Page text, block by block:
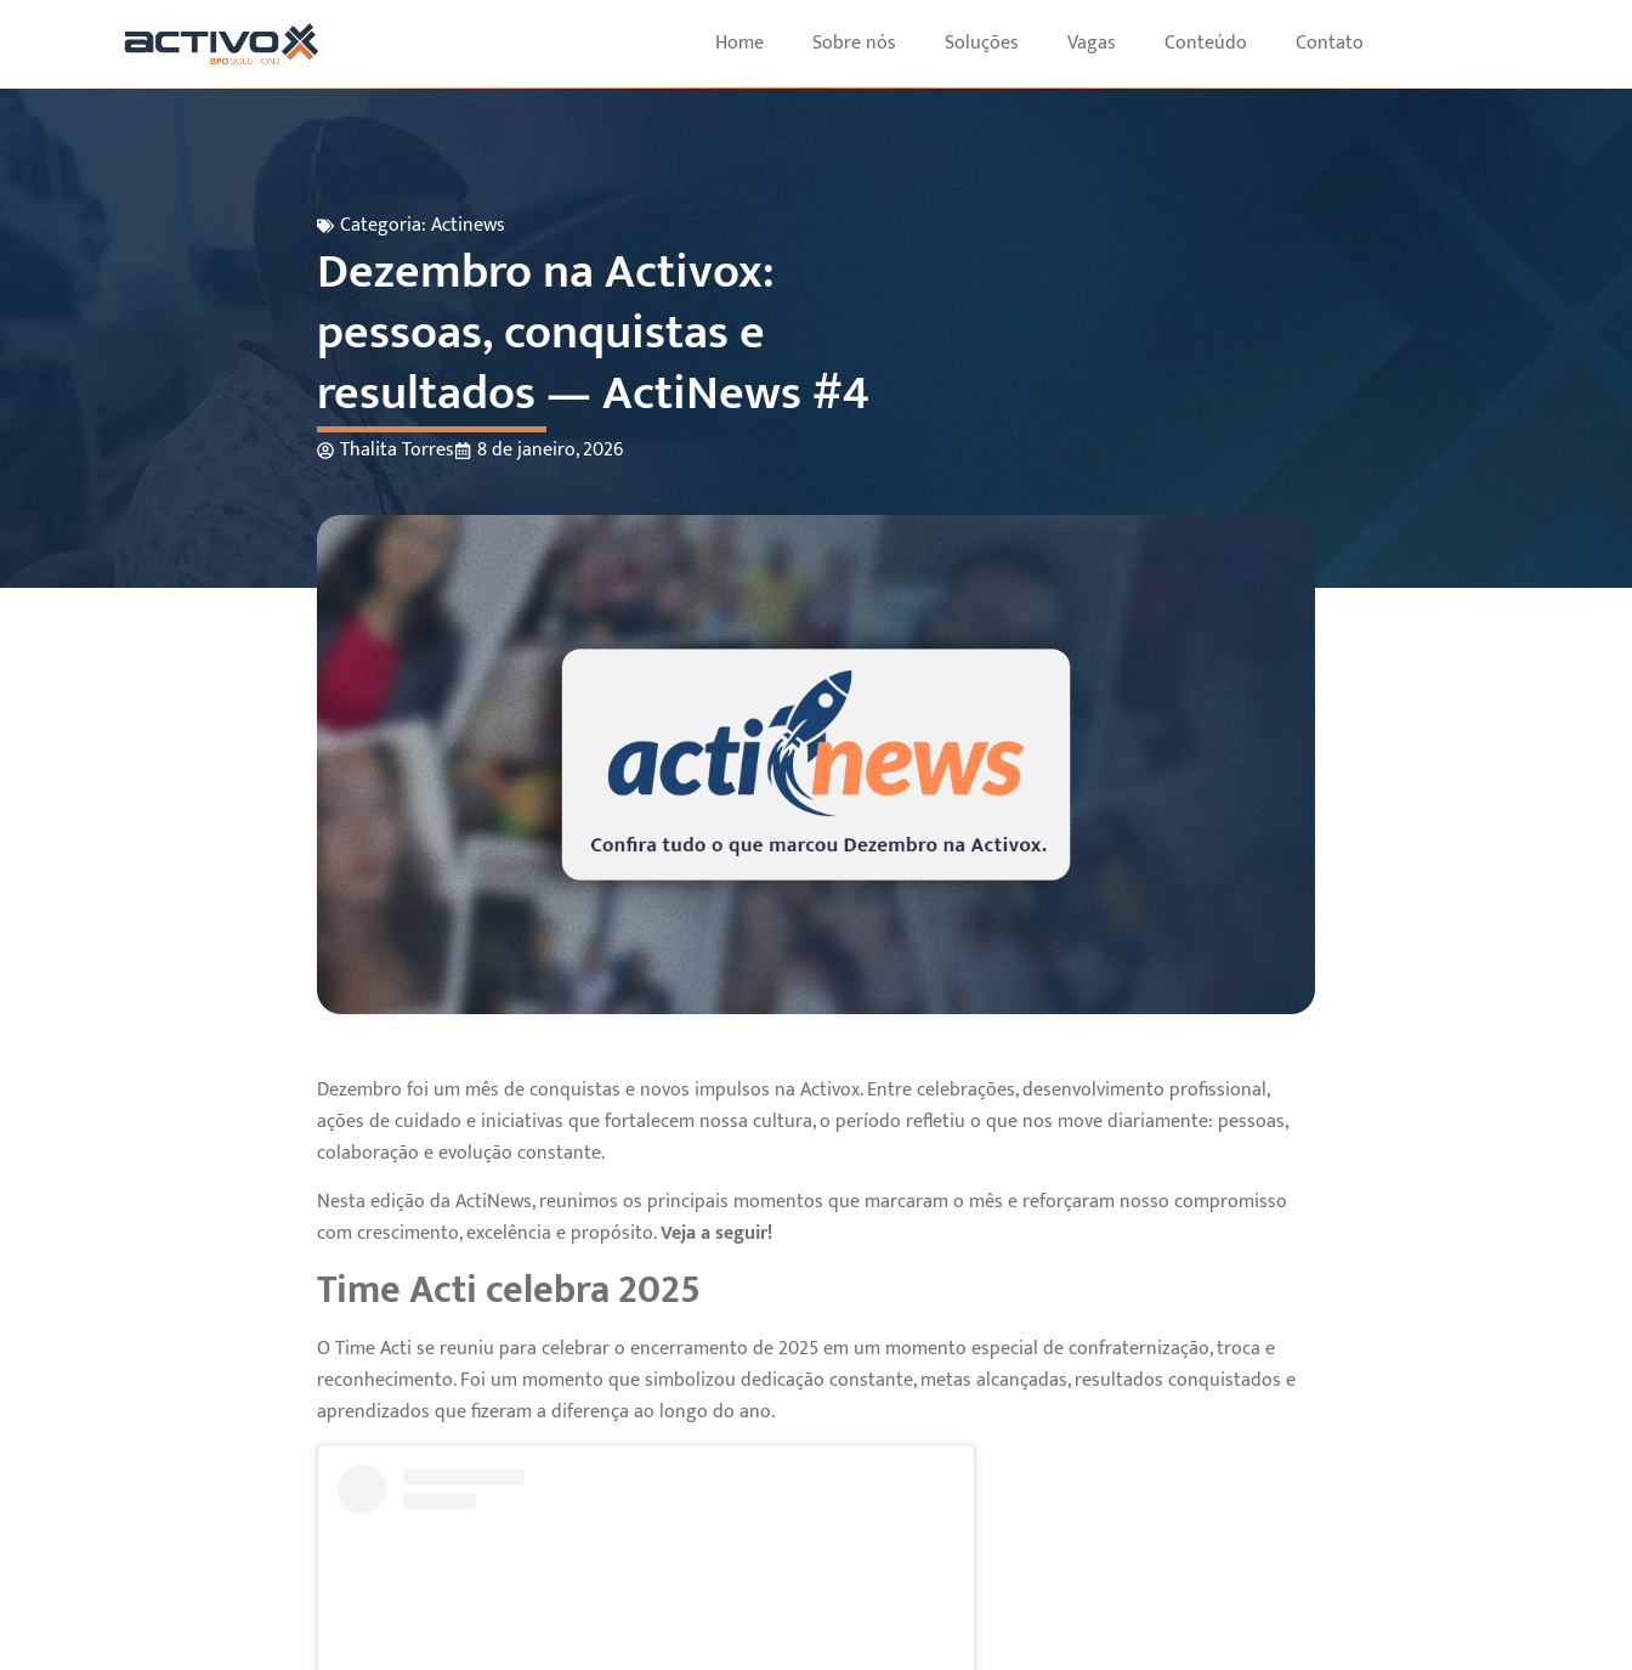
Home Sobre nós Soluções Vagas Conteúdo Contato
Categoria:Actinews
Dezembro na Activox:
pessoas, conquistas e
resultados — ActiNews #4
Thalita Torres 8 de janeiro, 2026
Dezembro foi um mês de conquistas e novos impulsos na Activox. Entre celebrações, desenvolvimento profissional,
ações de cuidado e iniciativas que fortalecem nossa cultura, o período refletiu o que nos move diariamente: pessoas,
colaboração e evolução constante.
Nesta edição da ActiNews, reunimos os principais momentos que marcaram o mês e reforçaram nosso compromisso
com crescimento, excelência e propósito.Veja a seguir!
Time Acti celebra 2025
O Time Acti se reuniu para celebrar o encerramento de 2025 em um momento especial de confraternização, troca e
reconhecimento. Foi um momento que simbolizou dedicação constante, metas alcançadas, resultados conquistados e
aprendizados que fizeram a diferença ao longo do ano.